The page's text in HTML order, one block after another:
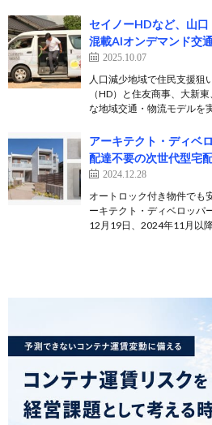
セイノーHDなど、山
混載AIオンデマンド交
2025.10.07
人口減少地域で住民支援狙
（HD）と住友商事、大新
な地域交通・物流モデルを
アーキテクト・ディベ
配達不要の次世代型宅
2024.12.28
オートロック付き物件でも
ーキテクト・ディベロッパ
12月19日、2024年11月以